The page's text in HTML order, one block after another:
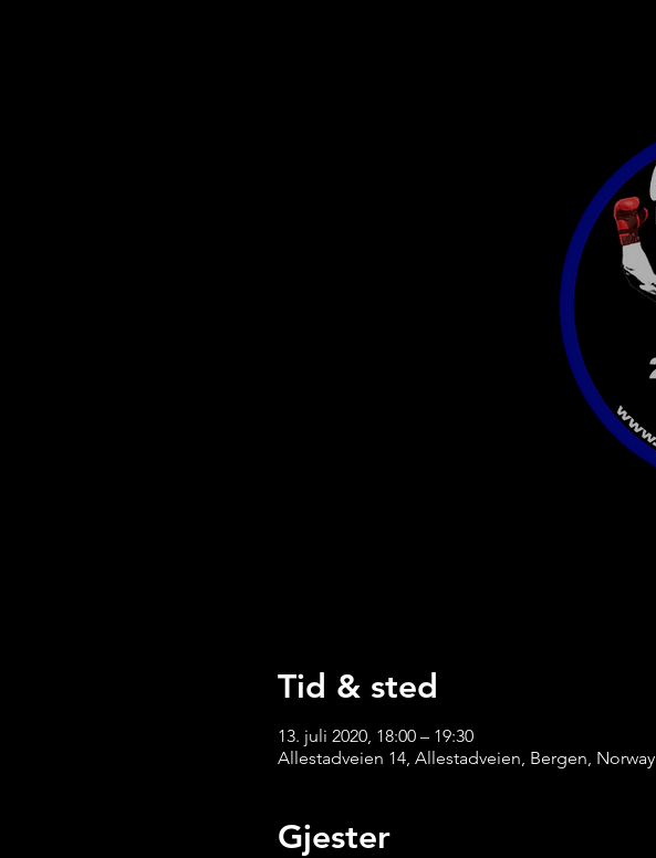
Tid & sted
13. juli 2020, 18:00 – 19:30
Allestadveien 14, Allestadveien, Bergen, Norway
Gjester